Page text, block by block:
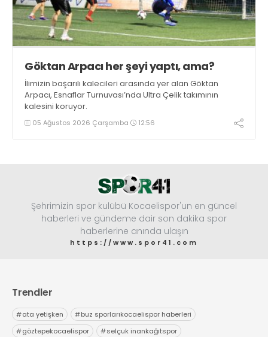
Göktan Arpacı her şeyi yaptı, ama?
İlimizin başarılı kalecileri arasında yer alan Göktan
Arpacı, Esnaflar Turnuvası’nda Ultra Çelik takımının
kalesini koruyor.
05 Ağustos 2026 Çarşamba 12:56
Şehrimizin spor kulübü Kocaelispor'un en güncel
haberleri ve gündeme dair son dakika spor
haberlerine anında ulaşın
https://www.spor41.com
Trendler
#ata yetişken #buz sporlarıkocaelispor haberleri
#göztepekocaelispor #selçuk inankağıtspor